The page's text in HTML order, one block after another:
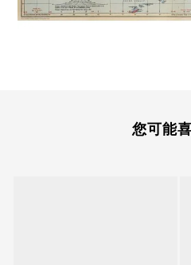
您可能